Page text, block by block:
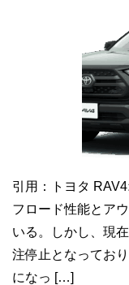
引用：トヨタ
フロード性能とア
いる。しかし、現
注停止となってお
になっ […]